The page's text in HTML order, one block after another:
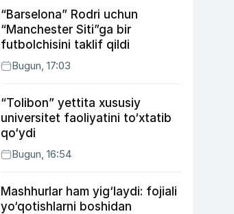
“Barselona” Rodri uchun
“Manchester Siti”ga bir
futbolchisini taklif qildi
Bugun, 17:03
“Tolibon” yettita xususiy
universitet faoliyatini to‘xtatib
qo‘ydi
Bugun, 16:54
Mashhurlar ham yig‘laydi: fojiali
yo‘qotishlarni boshidan